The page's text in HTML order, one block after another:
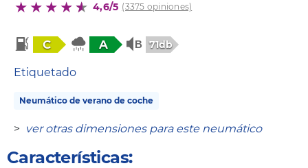
4,6/5 (3375 opiniones)
C A 71db
Etiquetado
Neumático de verano de coche
> ver otras dimensiones para este neumático
Características: